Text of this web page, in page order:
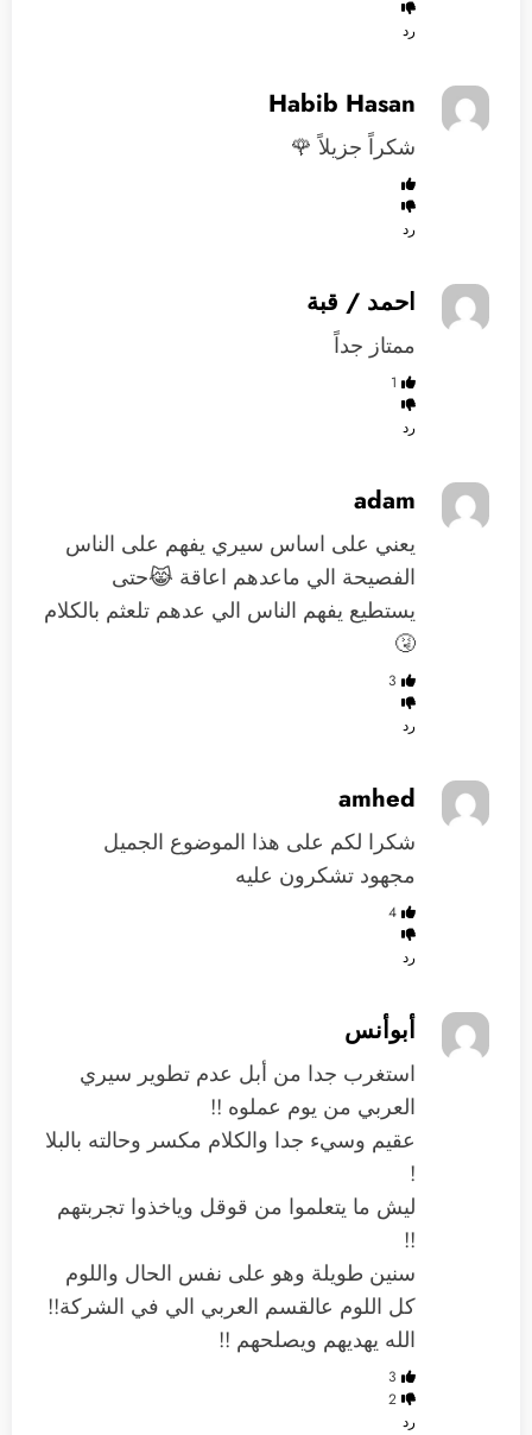
رد
Habib Hasan
شكراً جزيلاً 🌹
رد
احمد / قبة
ممتاز جداً
1
رد
adam
يعني على اساس سيري يفهم على الناس
الفصيحة الي ماعدهم اعاقة 😹حتى
يستطيع يفهم الناس الي عدهم تلعثم بالكلام
🤧
3
رد
amhed
شكرا لكم على هذا الموضوع الجميل
مجهود تشكرون عليه
4
رد
أبوأنس
استغرب جدا من أبل عدم تطوير سيري
العربي من يوم عملوه !!
عقيم وسيء جدا والكلام مكسر وحالته بالبلا
!
ليش ما يتعلموا من قوقل وياخذوا تجربتهم
!!
سنين طويلة وهو على نفس الحال واللوم
كل اللوم عالقسم العربي الي في الشركة!!
الله يهديهم ويصلحهم !!
3
2
رد